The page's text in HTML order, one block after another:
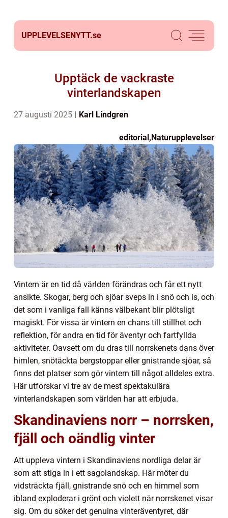
UPPLEVELSENYTT.se
Upptäck de vackraste
vinterlandskapen
27 augusti 2025 Karl Lindgren
editorial,Naturupplevelser
Vintern är en tid då världen förändras och får ett nytt
ansikte. Skogar, berg och sjöar sveps in i snö och is, och
det som i vanliga fall känns välbekant blir plötsligt
magiskt. För vissa är vintern en chans till stillhet och
reflektion, för andra en tid för äventyr och fartfyllda
aktiviteter. Oavsett om du dras till norrskenets dans över
himlen, snötäckta bergstoppar eller gnistrande sjöar, så
finns det platser som gör vintern till något alldeles extra.
Här utforskar vi tre av de mest spektakulära
vinterlandskapen som världen har att erbjuda.
Skandinaviens norr – norrsken,
fjäll och oändlig vinter
Att uppleva vintern i Skandinaviens nordliga delar är
som att stiga in i ett sagolandskap. Här möter du
vidsträckta fjäll, gnistrande snö och en himmel som
ibland exploderar i grönt och violett när norrskenet visar
sig. Om du söker det genuina vinteräventyret, där